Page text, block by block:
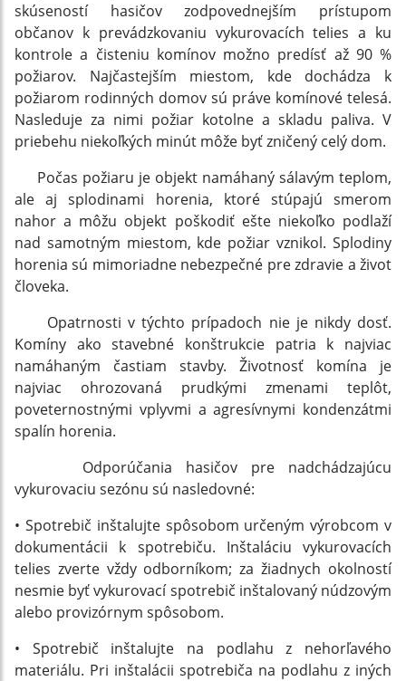
skúseností hasičov zodpovednejším prístupom
občanov k prevádzkovaniu vykurovacích telies a ku
kontrole a čisteniu komínov možno predísť až 90 %
požiarov. Najčastejším miestom, kde dochádza k
požiarom rodinných domov sú práve komínové telesá.
Nasleduje za nimi požiar kotolne a skladu paliva. V
priebehu niekoľkých minút môže byť zničený celý dom.
Počas požiaru je objekt namáhaný sálavým teplom,
ale aj splodinami horenia, ktoré stúpajú smerom
nahor a môžu objekt poškodiť ešte niekoľko podlaží
nad samotným miestom, kde požiar vznikol. Splodiny
horenia sú mimoriadne nebezpečné pre zdravie a život
človeka.
Opatrnosti v týchto prípadoch nie je nikdy dosť.
Komíny ako stavebné konštrukcie patria k najviac
namáhaným častiam stavby. Životnosť komína je
najviac ohrozovaná prudkými zmenami teplôt,
poveternostnými vplyvmi a agresívnymi kondenzátmi
spalín horenia.
Odporúčania hasičov pre nadchádzajúcu
vykurovaciu sezónu sú nasledovné:
• Spotrebič inštalujte spôsobom určeným výrobcom v
dokumentácii k spotrebiču. Inštaláciu vykurovacích
telies zverte vždy odborníkom; za žiadnych okolností
nesmie byť vykurovací spotrebič inštalovaný núdzovým
alebo provizórnym spôsobom.
• Spotrebič inštalujte na podlahu z nehorľavého
materiálu. Pri inštalácii spotrebiča na podlahu z iných